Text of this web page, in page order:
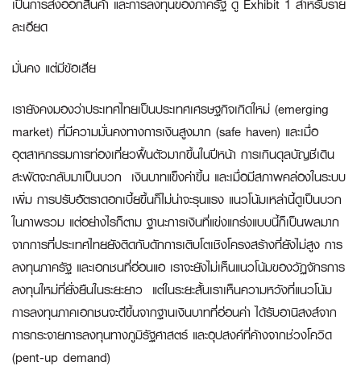
เป็นการส่งออกสินค้า และการลงทุนของภาครัฐ ดู Exhibit 1 สำหรับราย
ละเอียด
มั่นคง แต่มีข้อเสีย
เรายังคงมองว่าประเทศไทยเป็นประเทศเศรษฐกิจเกิดใหม่ (emerging
market) ที่มีความมั่นคงทางการเงินสูงมาก (safe haven) และเมื่อ
อุตสาหกรรมการท่องเที่ยวฟื้นตัวมากขึ้นในปีหน้า การเกินดุลบัญชีเดิน
สะพัดจะกลับมาเป็นบวก เงินบาทแข็งค่าขึ้น และเมื่อมีสภาพคล่องในระบบ
เพิ่ม การปรับอัตราดอกเบี้ยขึ้นก็ไม่น่าจะรุนแรง แนวโน้มเหล่านี้ดูเป็นบวก
ในภาพรวม แต่อย่างไรก็ตาม ฐานะการเงินที่แข่งแกร่งแบบนี้ก็เป็นผลมาก
จากการที่ประเทศไทยยังติดกับดักการเติบโตเชิงโครงสร้างที่ยังไม่สูง การ
ลงทุนภาครัฐ และเอกชนที่อ่อนแอ เราจะยังไม่เห็นแนวโน้มของวัฏจักรการ
ลงทุนใหม่ที่ยั่งยืนในระยะยาว แต่ในระยะสั้นเราเห็นความหวังที่แนวโน้ม
การลงทุนภาคเอกชนจะดีขึ้นจากฐานเงินบาทที่อ่อนค่า ได้รับอานิสงส์จาก
การกระจายการลงทุนทางภูมิรัฐศาสตร์ และอุปสงค์ที่ค้างจากช่วงโควิด
(pent-up demand)